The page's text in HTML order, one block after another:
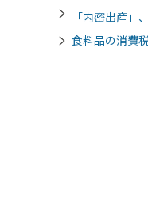
「内密出産
食料品の消費